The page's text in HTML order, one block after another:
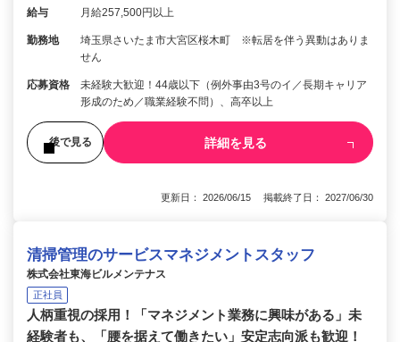
給与 月給257,500円以上
勤務地
埼玉県さいたま市大宮区桜木町 ※転居を伴う異動はありま
せん
応募資格
未経験大歓迎！44歳以下（例外事由3号のイ／長期キャリア
形成のため／職業経験不問）、高卒以上
後で見る 詳細を見る
更新日： 2026/06/15 掲載終了日： 2027/06/30
清掃管理のサービスマネジメントスタッフ
株式会社東海ビルメンテナス
正社員
人柄重視の採用！「マネジメント業務に興味がある」未
経験者も、「腰を据えて働きたい」安定志向派も歓迎！